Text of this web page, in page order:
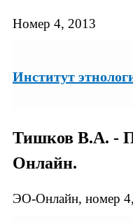
Номер 4, 2013
Институт
Тишков В.А. -
Онлайн.
ЭО-Онлайн, номер